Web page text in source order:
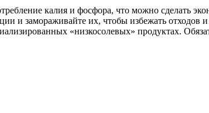
калия и фосфора, что можно сделать
и замораживайте их, чтобы избежать отходов
«низкосолевых» продуктах.